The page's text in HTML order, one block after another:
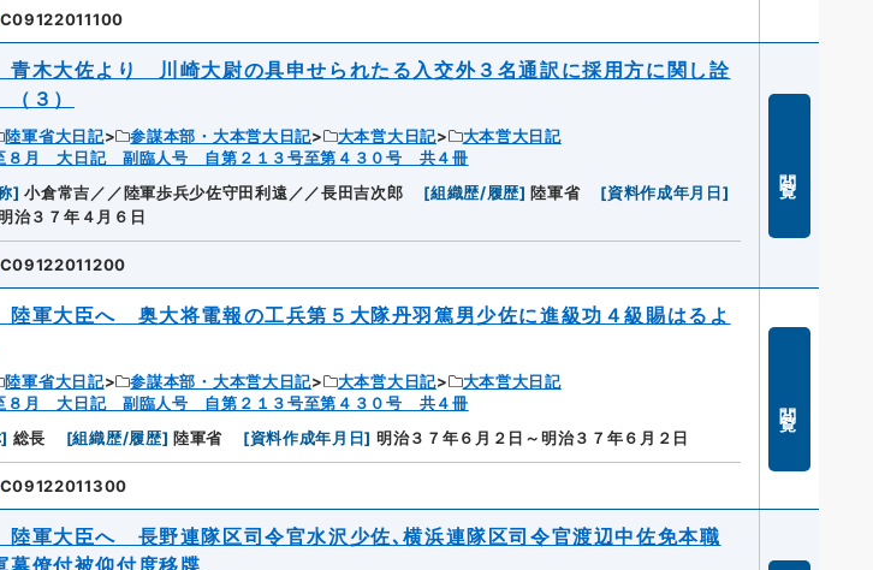
C09122011100
木大佐より 川崎大尉の具申せられたる入交外３名通訳に採用方に関し詮
３）
陸軍省大日記 参謀本部・大本営大日記 大本営大日記
大本営大日記
８月 大日記 副臨人号 自第２１３号至第４３０号 共４冊
] 小倉常吉／／陸軍歩兵少佐守田利遠／／長田吉次郎 [組織歴/履歴] 陸軍省 [資料作成年月日]
治３７年４月６日
C09122011200
軍大臣へ 奥大将電報の工兵第５大隊丹羽篤男少佐に進級功４級賜はるよ
陸軍省大日記 参謀本部・大本営大日記 大本営大日記
大本営大日記
８月 大日記 副臨人号 自第２１３号至第４３０号 共４冊
] 総長 [組織歴/履歴] 陸軍省 [資料作成年月日] 明治３７年６月２日～明治３７年６月２日
C09122011300
軍大臣へ 長野連隊区司令官水沢少佐､横浜連隊区司令官渡辺中佐免本職
幕僚付被仰付度移牒